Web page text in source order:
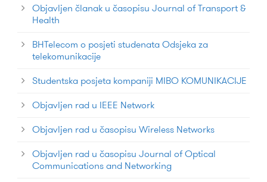
Objavljen članak u časopisu Journal of Transport &
Health
BHTelecom o posjeti studenata Odsjeka za
telekomunikacije
Studentska posjeta kompaniji MIBO KOMUNIKACIJE
Objavljen rad u IEEE Network
Objavljen rad u časopisu Wireless Networks
Objavljen rad u časopisu Journal of Optical
Communications and Networking